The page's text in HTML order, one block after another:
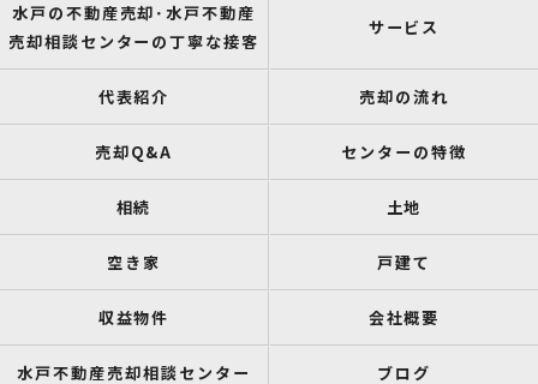
水戸の不動産売却･水戸不動産
売却相談センターの丁寧な接客
サービス
代表紹介 売却の流れ
売却Q&A センターの特徴
相続 土地
空き家 戸建て
収益物件 会社概要
水戸不動産売却相談センター ブログ